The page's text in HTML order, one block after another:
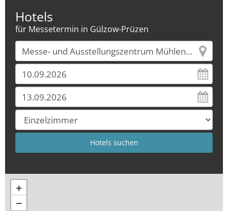
Hotels
für Messetermin in Gülzow-Prüzen
+
−